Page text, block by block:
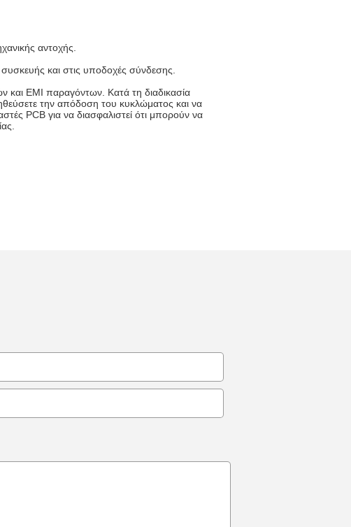
αντοχής.
και στις υποδοχές σύνδεσης.
και EMI παραγόντων. Κατά τη διαδικασία
την απόδοση του κυκλώματος και να
PCB για να διασφαλιστεί ότι μπορούν να